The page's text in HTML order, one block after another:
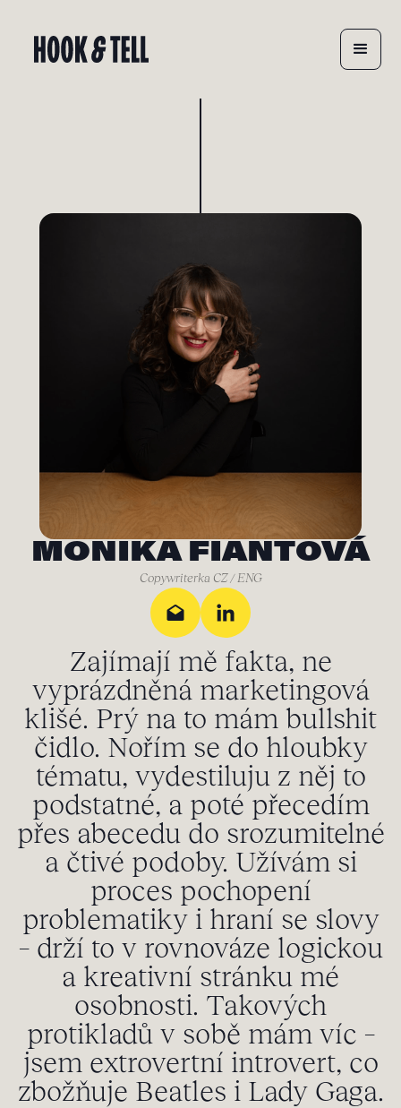
MONIKA FIANTOVÁ
Copywriterka CZ / ENG
Zajímají mě fakta, ne
vyprázdněná marketingová
klišé. Prý na to mám bullshit
čidlo. Nořím se do hloubky
tématu, vydestiluju z něj to
podstatné, a poté přecedím
přes abecedu do srozumitelné
a čtivé podoby. Užívám si
proces pochopení
problematiky i hraní se slovy
– drží to v rovnováze logickou
a kreativní stránku mé
osobnosti. Takových
protikladů v sobě mám víc –
jsem extrovertní introvert, co
zbožňuje Beatles i Lady Gaga.